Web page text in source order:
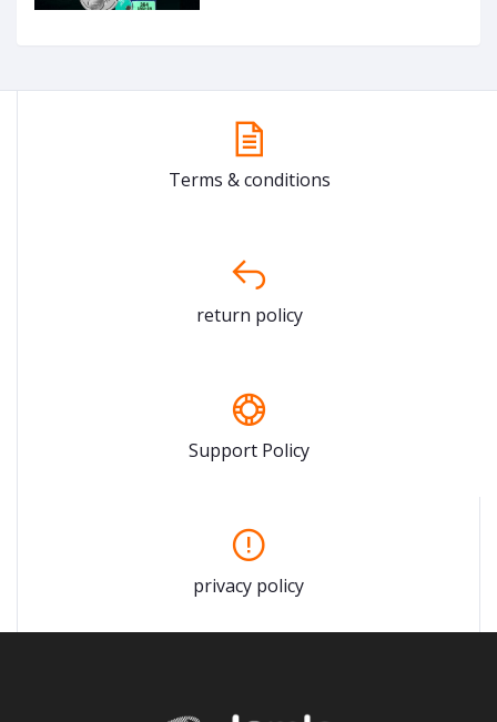
Terms & conditions
return policy
Support Policy
privacy policy